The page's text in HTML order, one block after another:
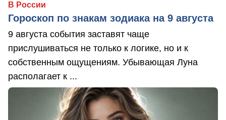
В России
Гороскоп по знакам зодиака на 9 августа
9 августа события заставят чаще
прислушиваться не только к логике, но и к
собственным ощущениям. Убывающая Луна
располагает к ...